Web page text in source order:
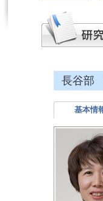
長谷
基本情